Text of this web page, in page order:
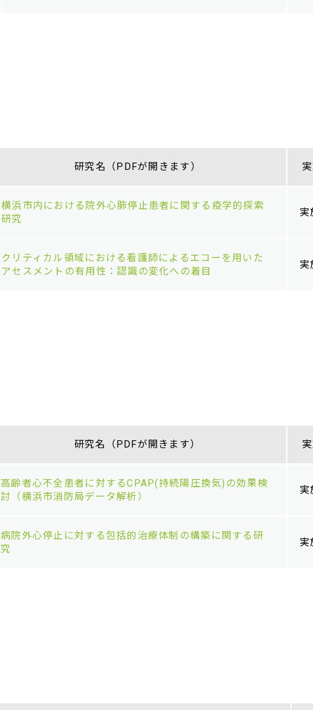
研究名（PDFが開きます）
横浜市内における院外心肺停止患者に関する疫学的探索
研究
実
クリティカル領域における看護師によるエコーを用いた
アセスメントの有用性：認識の変化への着目
実
研究名（PDFが開きます）
高齢者心不全患者に対するCPAP(持続陽圧換気)の効果検
討（横浜市消防局データ解析）
実
病院外心停止に対する包括的治療体制の構築に関する研
究
実